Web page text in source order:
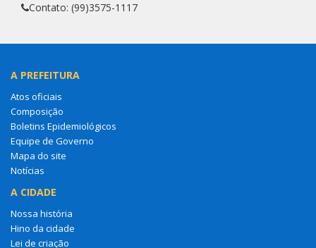
Contato: (99)3575-1117
A PREFEITURA
Atos oficiais
Composição
Boletins Epidemiológicos
Equipe de Governo
Mapa do site
Notícias
A CIDADE
Nossa história
Hino da cidade
Lei de criação